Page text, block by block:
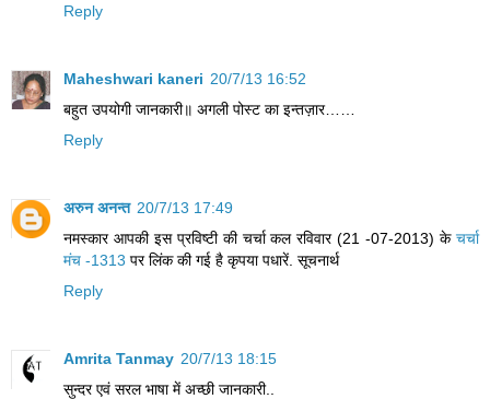
Reply
Maheshwari kaneri 20/7/13 16:52
बहुत उपयोगी जानकारी॥ अगली पोस्‍ट का इन्तज़ार……
Reply
अरुन अनन्त 20/7/13 17:49
नमस्कार आपकी इस प्रविष्टी की चर्चा कल रविवार (21 -07-2013) के चर्चा
मंच -1313 पर लिंक की गई है कृपया पधारें. सूचनार्थ
Reply
Amrita Tanmay 20/7/13 18:15
सुन्दर एवं सरल भाषा में अच्छी जानकारी..